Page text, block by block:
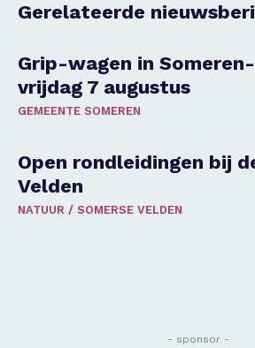
Gerelateerde
Grip-wagen in
vrijdag 7 augustus
GEMEENTE SOMEREN
Open rondleidingen bij
Velden
NATUUR / SOMERSE VELDEN
- sponsor -